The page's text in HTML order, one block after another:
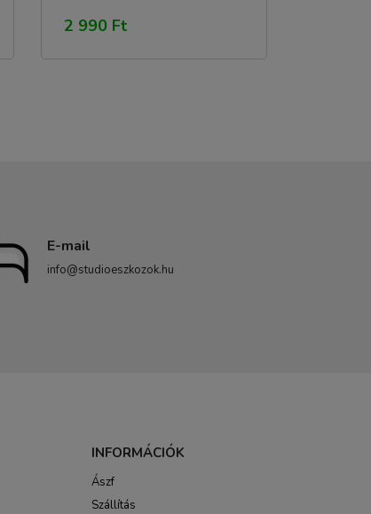
2 990 Ft
E-mail
info@studioeszkozok.hu
INFORMÁCIÓK
Ászf
Szállítás